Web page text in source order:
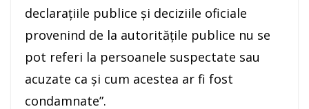
declarațiile publice și deciziile oficiale
provenind de la autoritățile publice nu se
pot referi la persoanele suspectate sau
acuzate ca și cum acestea ar fi fost
condamnate”.